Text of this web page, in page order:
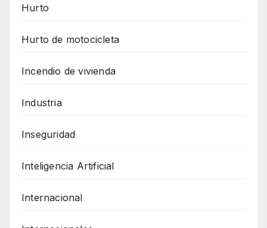
Hurto
Hurto de motocicleta
Incendio de vivienda
Industria
Inseguridad
Inteligencia Artificial
Internacional